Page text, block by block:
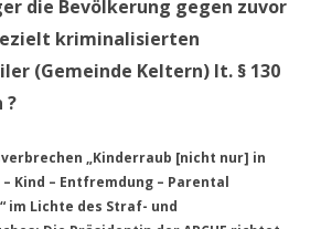
die Bevölkerung gegen zuvor
kriminalisierten
(Gemeinde Keltern) lt. § 130
?
„Kinderraub [nicht nur] in
Kind – Entfremdung – Parental
im Lichte des Straf- und